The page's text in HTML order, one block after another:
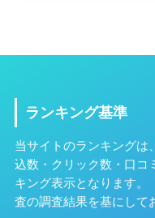
ランキング基準
当サイトのランキングは
込数・クリック数・口コ
キング表示となります。
査の調査結果を基にして